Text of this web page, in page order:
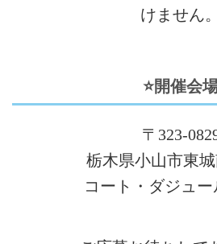
けません。
⭐開催会
〒323-
栃木県小山市東
コート・ダジュ